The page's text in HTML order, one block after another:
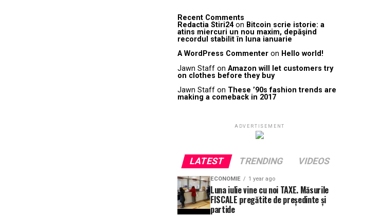
Recent Comments
Redactia Stiri24on Bitcoin scrie istorie: a
atins miercuri un nou maxim, depăşind
recordul stabilit în luna ianuarie
A WordPress Commenter on Hello world!
Jawn Staff on Amazon will let customers try
on clothes before they buy
Jawn Staff on These ’90s fashion trends are
making a comeback in 2017
ADVERTISEMENT
LATEST TRENDING VIDEOS
ECONOMIE 1 year ago
Luna iulie vine cu noi TAXE. Măsurile
FISCALE pregătite de președinte și
partide